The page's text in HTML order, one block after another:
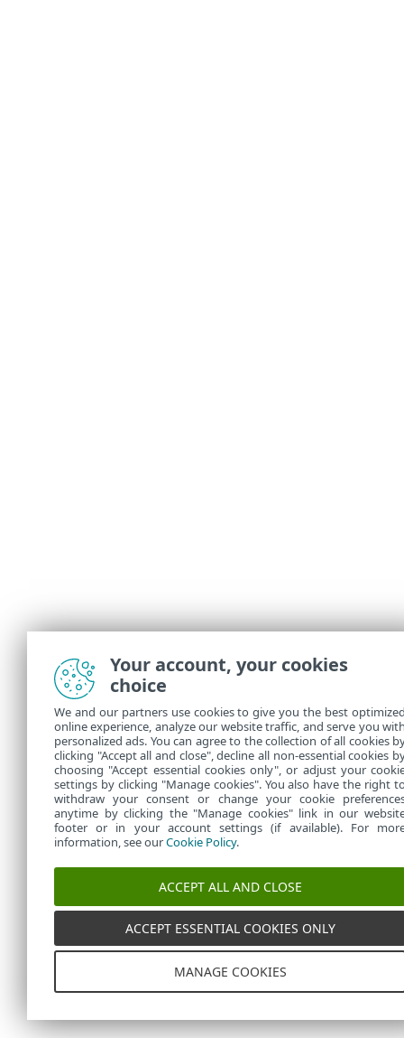
Your account, your cookies
choice
We and our partners use cookies to give you the best
online experience, analyze our website traffic, and serve you
personalized ads. You can agree to the collection of all cookies
clicking "Accept all and close", decline all non-essential cookies
choosing "Accept essential cookies only", or adjust your
settings by clicking "Manage cookies". You also have the right
withdraw your consent or change your cookie
anytime by clicking the "Manage cookies" link in our
footer or in your account settings (if available). For
information, see ourCookie Policy.
ACCEPT ALL AND CLOSE
ACCEPT ESSENTIAL COOKIES ONLY
MANAGE COOKIES